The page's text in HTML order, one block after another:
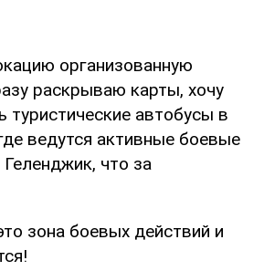
организованную
раскрываю карты, хочу
автобусы в
ведутся активные боевые
что за
зона боевых действий и